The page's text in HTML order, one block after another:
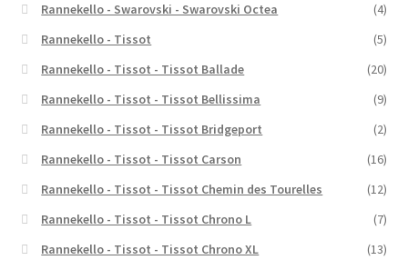
Rannekello - Swarovski - Swarovski Octea
(4)
Rannekello - Tissot
(5)
Rannekello - Tissot - Tissot Ballade
(20)
Rannekello - Tissot - Tissot Bellissima
(9)
Rannekello - Tissot - Tissot Bridgeport
(2)
Rannekello - Tissot - Tissot Carson
(16)
Rannekello - Tissot - Tissot Chemin des Tourelles
(12)
Rannekello - Tissot - Tissot Chrono L
(7)
Rannekello - Tissot - Tissot Chrono XL
(13)